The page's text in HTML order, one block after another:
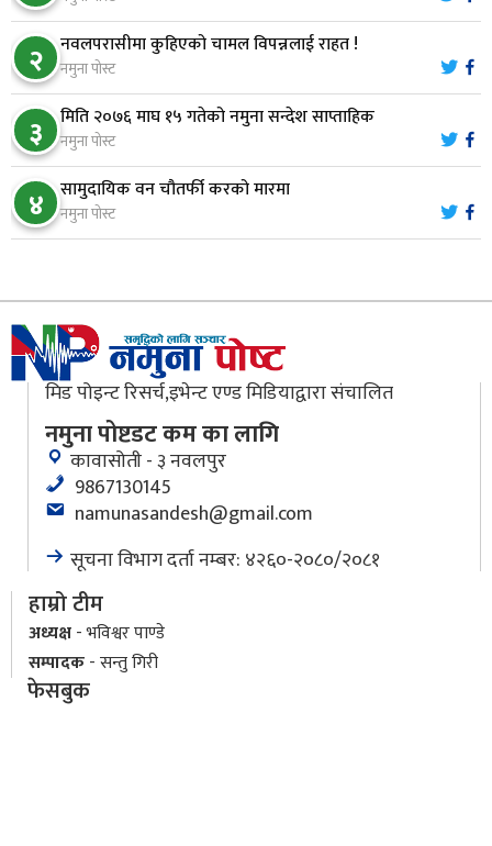
८
भरतपुर अस्पतालद्वारा आइसियुमा प्रतिक्षारत बिरामीको
नाम ‘डिस्प्ले बोर्ड’मा
९ नारायणघाट–बुटवल सडकमा ‘क्यानोपी ब्रिज’ निर्माण
१०
मौलाकालिकाको १८८२ खुड्किला : आस्था र आरोग्यको‘
२ नवलपरासीमा कुहिएको चामल विपन्नलाई राहत !
नमुना पोस्ट
३ मिति २०७६ माघ १५ गतेको नमुना सन्देश साप्ताहिक
नमुना पोस्ट
४ सामुदायिक वन चौतर्फी करको मारमा
नमुना पोस्ट
मिड पोइन्ट रिसर्च,इभेन्ट एण्ड मिडियाद्वारा संचालित
नमुना पोष्टडट कम का लागि
कावासोती - ३ नवलपुर
9867130145
namunasandesh@gmail.com
सूचना विभाग दर्ता नम्बर: ४२६०-२०८०/२०८१
हाम्रो टीम
अध्यक्ष- भविश्वर पाण्डे
सम्पादक- सन्तु गिरी
फेसबुक